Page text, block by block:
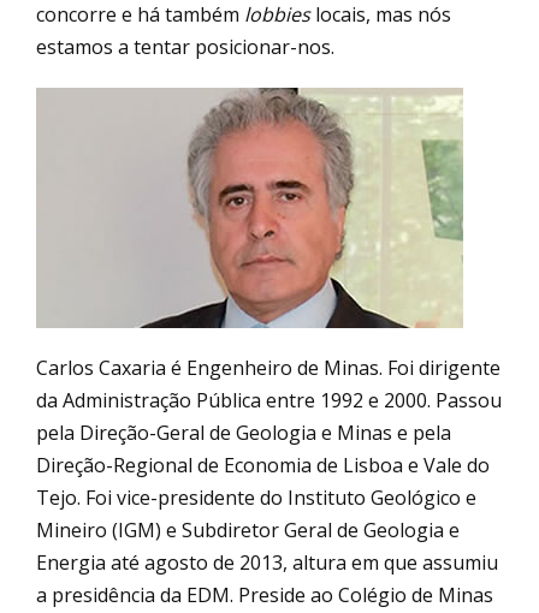
concorre e há também lobbieslocais, mas nós
estamos a tentar posicionar-nos.
Carlos Caxaria é Engenheiro de Minas. Foi dirigente
da Administração Pública entre 1992 e 2000. Passou
pela Direção-Geral de Geologia e Minas e pela
Direção-Regional de Economia de Lisboa e Vale do
Tejo. Foi vice-presidente do Instituto Geológico e
Mineiro (IGM) e Subdiretor Geral de Geologia e
Energia até agosto de 2013, altura em que assumiu
a presidência da EDM. Preside ao Colégio de Minas